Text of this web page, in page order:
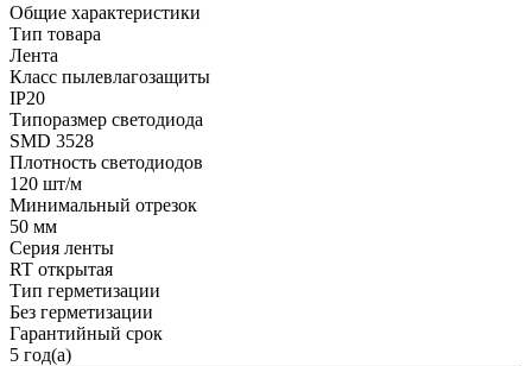
Общие характеристики
Тип товара
Лента
Класс пылевлагозащиты
IP20
Типоразмер светодиода
SMD 3528
Плотность светодиодов
120 шт/м
Минимальный отрезок
50 мм
Серия ленты
RT открытая
Тип герметизации
Без герметизации
Гарантийный срок
5 год(а)